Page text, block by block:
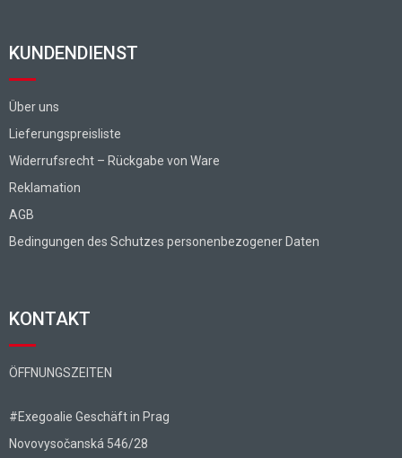
KUNDENDIENST
Über uns
Lieferungspreisliste
Widerrufsrecht – Rückgabe von Ware
Reklamation
AGB
Bedingungen des Schutzes personenbezogener Daten
KONTAKT
ÖFFNUNGSZEITEN
#Exegoalie Geschäft in Prag
Novovysočanská 546/28